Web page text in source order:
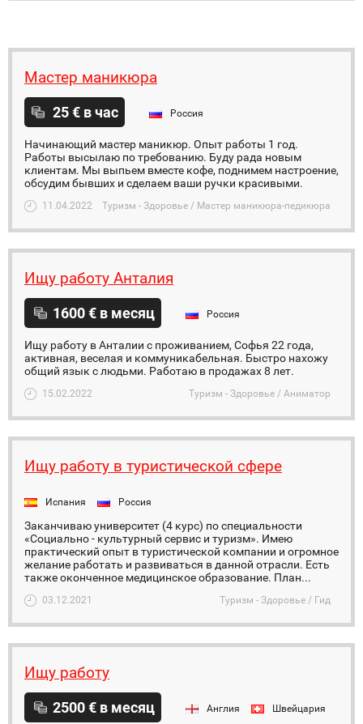
Мастер маникюра
25 € в час Россия
Начинающий мастер маникюр. Опыт работы 1 год.
Работы высылаю по требованию. Буду рада новым
клиентам. Мы выпьем вместе кофе, поднимем настроение,
обсудим бывших и сделаем ваши ручки красивыми.
11.04.2022 Туризм - Здоровье / Мастер маникюра-педикюра
Ищу работу Анталия
1600 € в месяц Россия
Ищу работу в Анталии с проживанием, Софья 22 года,
активная, веселая и коммуникабельная. Быстро нахожу
общий язык с людьми. Работаю в продажах 8 лет.
15.02.2022 Туризм - Здоровье / Аниматор
Ищу работу в туристической сфере
Испания Россия
Заканчиваю университет (4 курс) по специальности
«Социально - культурный сервис и туризм». Имею
практический опыт в туристической компании и огромное
желание работать и развиваться в данной отрасли. Есть
также оконченное медицинское образование. План...
03.12.2021 Туризм - Здоровье / Гид
Ищу работу
2500 € в месяц Англия Швейцария